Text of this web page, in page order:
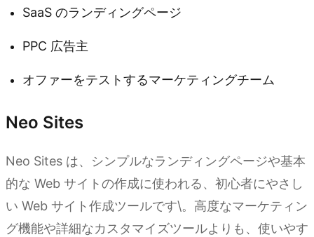
SaaS のランディングページ
PPC 広告主
オファーをテストするマーケティングチーム
Neo Sites
Neo Sites は、シンプルなランディングページや基本
的な Web サイトの作成に使われる、初心者にやさし
い Web サイト作成ツールです\。高度なマーケティン
グ機能や詳細なカスタマイズツールよりも、使いやす